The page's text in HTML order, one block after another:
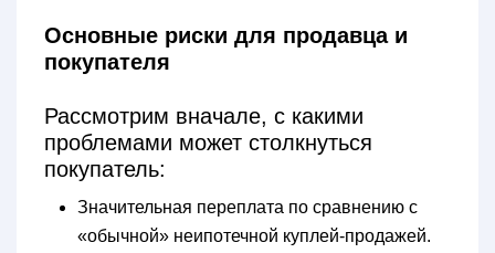
Основные риски для продавца и
покупателя
Рассмотрим вначале, с какими
проблемами может столкнуться
покупатель:
Значительная переплата по сравнению с
«обычной» неипотечной куплей-продажей.